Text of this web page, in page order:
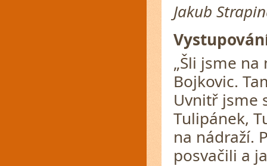
Jakub
„Šli jsme
Bojkovic.
Uvnitř jsme
Tulipánek,
na nádraží.
posvačili a